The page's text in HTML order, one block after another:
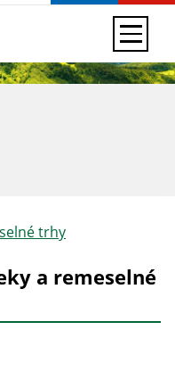
trhy
a remeselné